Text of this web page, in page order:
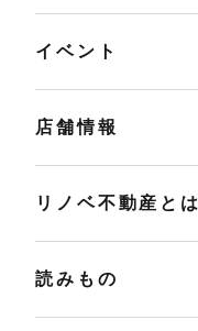
イベント
店舗情報
リノベ不動産とは
読みもの